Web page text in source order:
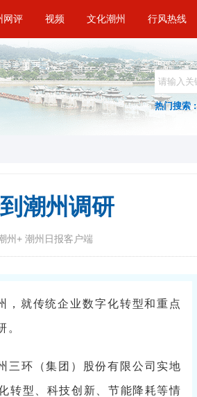
网评 视频 文化潮州 行风热线
热门搜索 :
潮州调研
州+ 潮州日报客户端
，就传统企业数字化转型和重点
。
三环（集团）股份有限公司实地
转型、科技创新、节能降耗等情